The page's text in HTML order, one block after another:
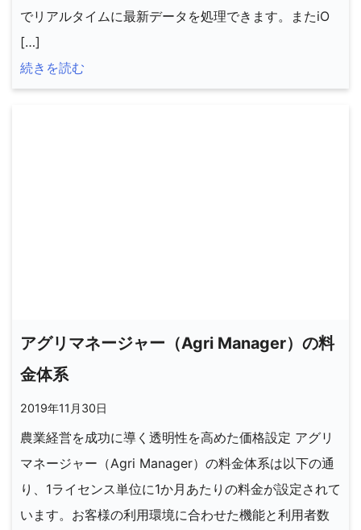
でリアルタイムに最新データを処理できます。またiO
[…]
続きを読む
アグリマネージャー（Agri Manager）の料
金体系
2019年11月30日
農業経営を成功に導く透明性を高めた価格設定 アグリ
マネージャー（Agri Manager）の料金体系は以下の通
り、1ライセンス単位に1か月あたりの料金が設定されて
います。お客様の利用環境に合わせた機能と利用者数